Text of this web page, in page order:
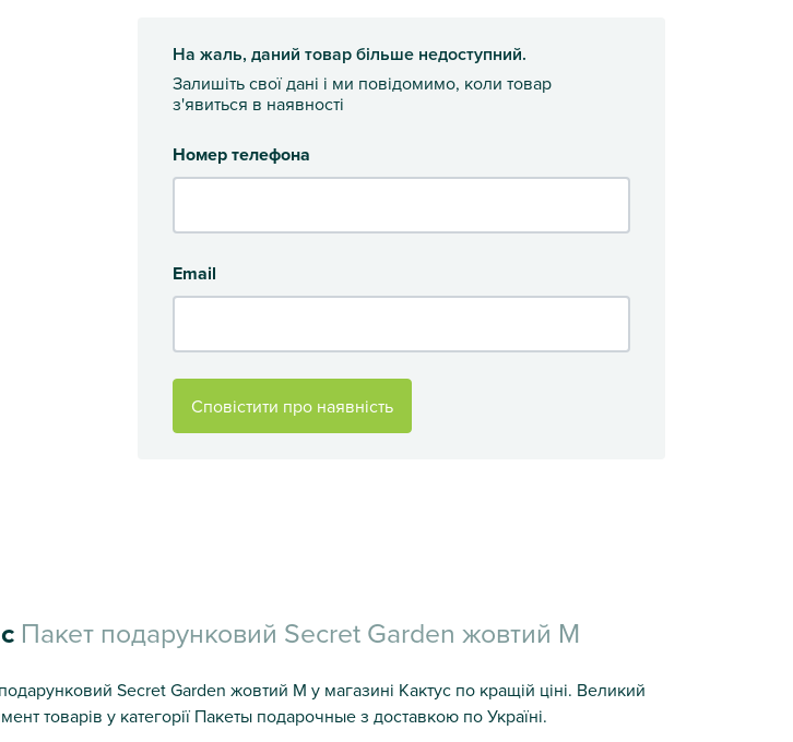
На жаль, даний товар більше недоступний.
Залишіть свої дані і ми повідомимо, коли товар
з'явиться в наявності
Номер телефона
Email
Сповістити про наявність
Пакет подарунковий Secret Garden жовтий M
Secret Garden жовтий M у магазині Кактус по кращій ціні. Великий
товарів у категорії Пакеты подарочные з доставкою по Україні.